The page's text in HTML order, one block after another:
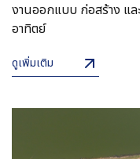
งานออกแบบ ก่อสร้าง แ
อาทิตย์
ดูเพิ่มเติม